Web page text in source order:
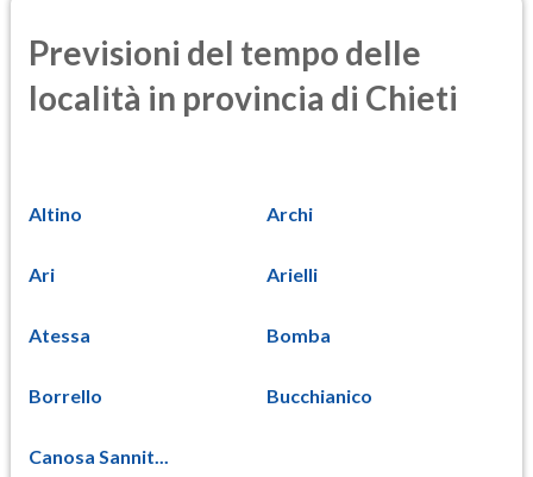
Previsioni del tempo delle
località in provincia di Chieti
Altino Archi
Ari Arielli
Atessa Bomba
Borrello Bucchianico
Canosa Sannit...